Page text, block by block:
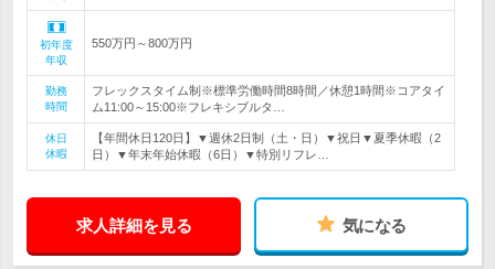
初年度
年収
550万円～800万円
勤務
時間
フレックスタイム制※標準労働時間8時間／休憩1時間※コアタイ
ム11:00～15:00※フレキシブルタ…
休日
休暇
【年間休日120日】▼週休2日制（土・日）▼祝日▼夏季休暇（2
日）▼年末年始休暇（6日）▼特別リフレ…
求人詳細を見る 気になる